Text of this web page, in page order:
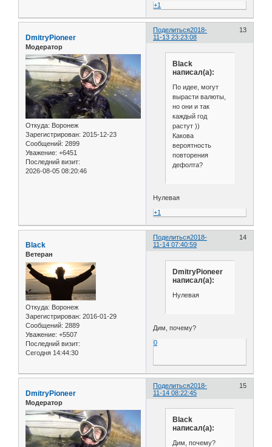
+1
Поделиться 13
2018-
11-13 23:23:08
DmitryPioneer
Модератор
Откуда: Воронеж
Зарегистрирован: 2015-12-23
Сообщений: 2899
Уважение: +6451
Последний визит:
2026-08-05 08:20:46
Black
написал(а):
По идее, могут
вырасти валюты,
но они и так
каждый год
растут ))
Какова
вероятность
повторения
дефолта?
Нулевая
+1
Поделиться 14
2018-
11-14 07:40:59
Black
Ветеран
Откуда: Воронеж
Зарегистрирован: 2016-01-29
Сообщений: 2889
Уважение: +5507
Последний визит:
Сегодня 14:44:30
DmitryPioneer
написал(а):
Нулевая
Дим, почему?
0
Поделиться 15
2018-
11-14 08:22:45
DmitryPioneer
Модератор
Black
написал(а):
Дим, почему?